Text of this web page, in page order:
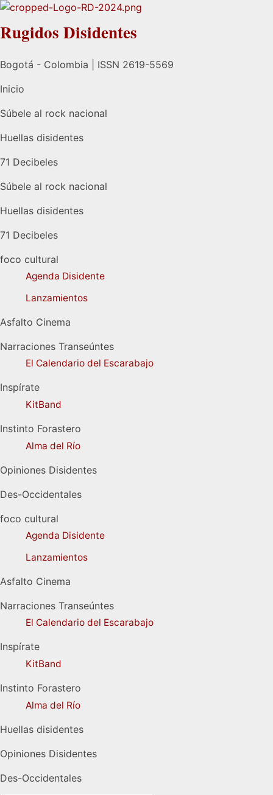
Rugidos Disidentes
Bogotá - Colombia | ISSN 2619-5569
Inicio
Súbele al rock nacional
Huellas disidentes
71 Decibeles
Súbele al rock nacional
Huellas disidentes
71 Decibeles
foco cultural
Agenda Disidente
Lanzamientos
Asfalto Cinema
Narraciones Transeúntes
El Calendario del Escarabajo
Inspírate
KitBand
Instinto Forastero
Alma del Río
Opiniones Disidentes
Des-Occidentales
foco cultural
Agenda Disidente
Lanzamientos
Asfalto Cinema
Narraciones Transeúntes
El Calendario del Escarabajo
Inspírate
KitBand
Instinto Forastero
Alma del Río
Huellas disidentes
Opiniones Disidentes
Des-Occidentales